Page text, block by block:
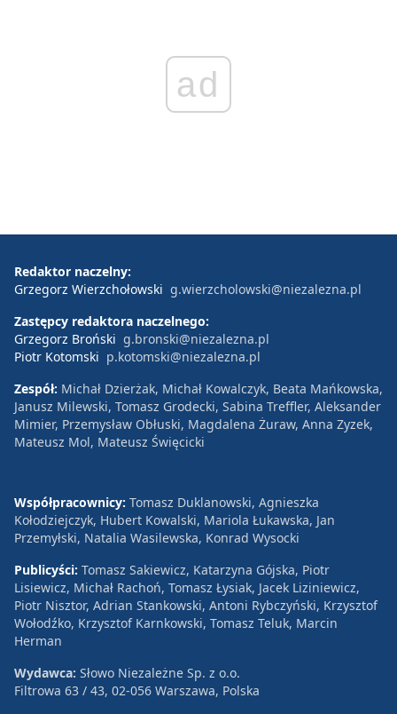
ad
Redaktor naczelny:
Grzegorz Wierzchołowski g.wierzcholowski@niezalezna.pl
Zastępcy redaktora naczelnego:
Grzegorz Broński g.bronski@niezalezna.pl
Piotr Kotomski p.kotomski@niezalezna.pl
Zespół: Michał Dzierżak, Michał Kowalczyk, Beata Mańkowska,
Janusz Milewski, Tomasz Grodecki, Sabina Treffler, Aleksander
Mimier, Przemysław Obłuski, Magdalena Żuraw, Anna Zyzek,
Mateusz Mol, Mateusz Święcicki
Współpracownicy: Tomasz Duklanowski, Agnieszka
Kołodziejczyk, Hubert Kowalski, Mariola Łukawska, Jan
Przemyłski, Natalia Wasilewska, Konrad Wysocki
Publicyści: Tomasz Sakiewicz, Katarzyna Gójska, Piotr
Lisiewicz, Michał Rachoń, Tomasz Łysiak, Jacek Liziniewicz,
Piotr Nisztor, Adrian Stankowski, Antoni Rybczyński, Krzysztof
Wołodźko, Krzysztof Karnkowski, Tomasz Teluk, Marcin
Herman
Wydawca: Słowo Niezależne Sp. z o.o.
Filtrowa 63 / 43, 02-056 Warszawa, Polska